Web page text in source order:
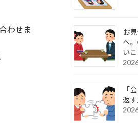
わせま
お
へ
いこ
「
返